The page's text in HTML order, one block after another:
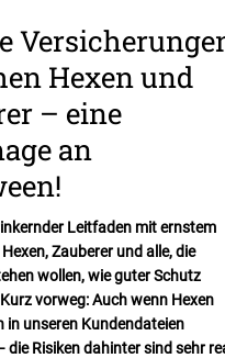
Hexen und
– eine
an
Leitfaden mit ernstem
Zauberer und alle, die
wollen, wie guter Schutz
vorweg: Auch wenn Hexen
in unseren Kundendateien
die Risiken dahinter sind sehr